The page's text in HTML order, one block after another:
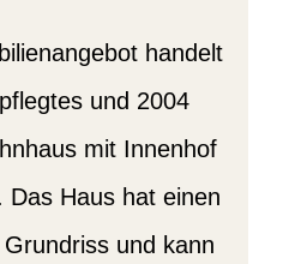
handelt
und 2004
mit Innenhof
Das Haus hat einen
und kann